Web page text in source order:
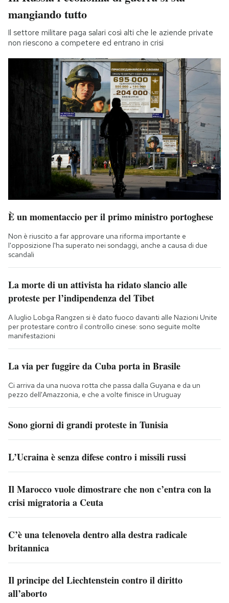
mangiando tutto
Il settore militare paga salari così alti che le aziende private
non riescono a competere ed entrano in crisi
È un momentaccio per il primo ministro portoghese
Non è riuscito a far approvare una riforma importante e
l'opposizione l'ha superato nei sondaggi, anche a causa di due
scandali
La morte di un attivista ha ridato slancio alle
proteste per l’indipendenza del Tibet
A luglio Lobga Rangzen si è dato fuoco davanti alle Nazioni Unite
per protestare contro il controllo cinese: sono seguite molte
manifestazioni
La via per fuggire da Cuba porta in Brasile
Ci arriva da una nuova rotta che passa dalla Guyana e da un
pezzo dell'Amazzonia, e che a volte finisce in Uruguay
Sono giorni di grandi proteste in Tunisia
L’Ucraina è senza difese contro i missili russi
Il Marocco vuole dimostrare che non c’entra con la
crisi migratoria a Ceuta
C’è una telenovela dentro alla destra radicale
britannica
Il principe del Liechtenstein contro il diritto
all’aborto